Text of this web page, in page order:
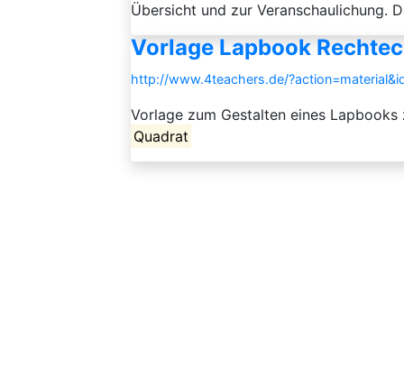
Übersicht und zur Veranschaulichung.
Vorlage Lapbook
http://www.4teachers.de/
Vorlage zum Gestalten eines
Quadrat